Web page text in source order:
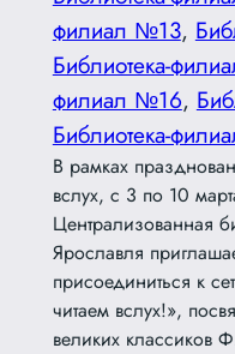
филиал №13,
Библиотека-
филиал №16,
Библиотека-
В рамках
вслух, с 3 по 10
Централизованная
Ярославля
присоединиться к
читаем вслух!»,
великих классиков